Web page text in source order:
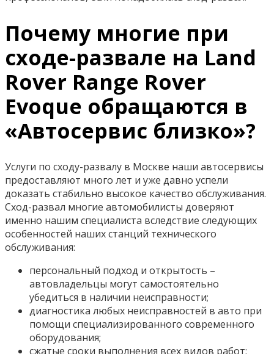
Почему многие при
сходе-развале на Land
Rover Range Rover
Evoque обращаются в
«Автосервис близко»?
Услуги по сходу-развалу в Москве наши автосервисы
предоставляют много лет и уже давно успели
доказать стабильно высокое качество обслуживания.
Сход-развал многие автомобилисты доверяют
именно нашим специалиста вследствие следующих
особенностей наших станций технического
обслуживания:
персональный подход и открытость –
автовладельцы могут самостоятельно
убедиться в наличии неисправности;
диагностика любых неисправностей в авто при
помощи специализированного современного
оборудования;
сжатые сроки выполнения всех видов работ;